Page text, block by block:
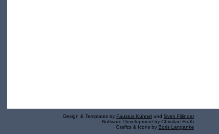
Design & Templates by Faustus Kühnel und Sven Fillinger
Software Development by Christian Fruth
Grafics & Icons by Boris Langanke